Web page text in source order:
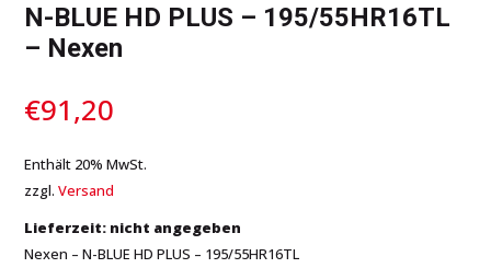
N-BLUE HD PLUS – 195/55HR16TL
– Nexen
€91,20
Enthält 20% MwSt.
zzgl.Versand
Lieferzeit: nicht angegeben
Nexen – N-BLUE HD PLUS – 195/55HR16TL